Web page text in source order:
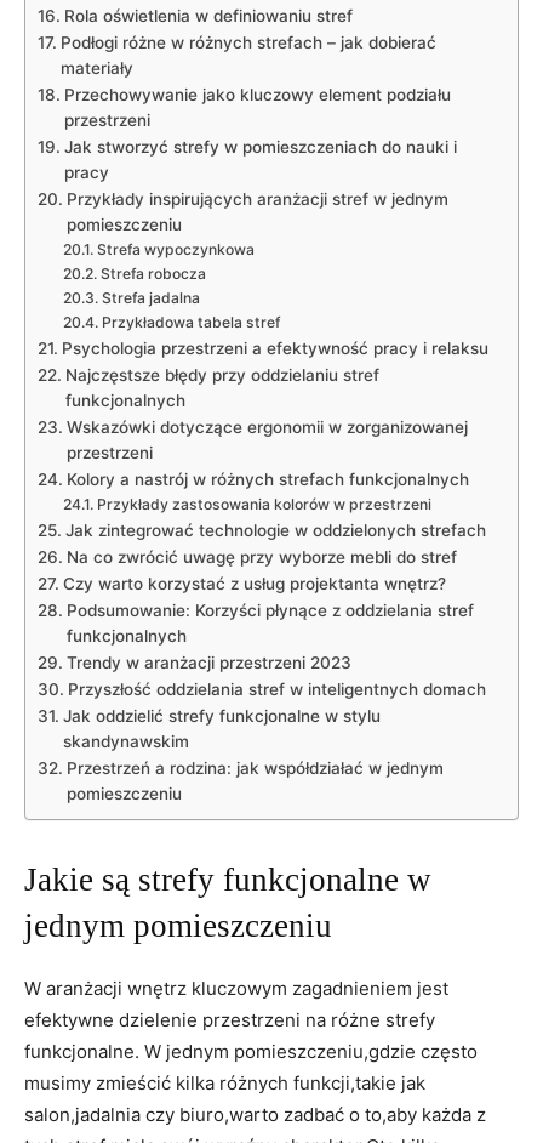
Rola oświetlenia w definiowaniu ⁢stref
Podłogi różne w różnych strefach – jak dobierać
materiały
Przechowywanie jako kluczowy element podziału⁤
przestrzeni
Jak stworzyć strefy w pomieszczeniach do nauki i
pracy
Przykłady inspirujących aranżacji stref w jednym
pomieszczeniu
Strefa wypoczynkowa
Strefa robocza
Strefa jadalna
Przykładowa tabela stref
Psychologia⁢ przestrzeni a efektywność pracy i relaksu
Najczęstsze błędy przy oddzielaniu stref
funkcjonalnych
Wskazówki dotyczące ergonomii w zorganizowanej
przestrzeni
Kolory a nastrój w różnych strefach funkcjonalnych
Przykłady zastosowania kolorów w przestrzeni
Jak zintegrować⁤ technologie w oddzielonych strefach
Na co ‍zwrócić uwagę przy ⁣wyborze mebli do stref
Czy warto korzystać z usług projektanta wnętrz?
Podsumowanie: Korzyści płynące z oddzielania stref​
funkcjonalnych
Trendy w​ aranżacji przestrzeni 2023
Przyszłość oddzielania stref w inteligentnych domach
Jak ⁤oddzielić strefy funkcjonalne w ⁤stylu
skandynawskim
Przestrzeń a rodzina: jak współdziałać w jednym
pomieszczeniu
Jakie są strefy funkcjonalne w
jednym‌ pomieszczeniu
W aranżacji wnętrz kluczowym zagadnieniem jest
efektywne dzielenie przestrzeni na różne strefy
funkcjonalne.‌ W jednym pomieszczeniu,gdzie często
musimy zmieścić‍ kilka różnych funkcji,takie jak
salon,jadalnia czy biuro,warto zadbać o ⁤to,aby każda z